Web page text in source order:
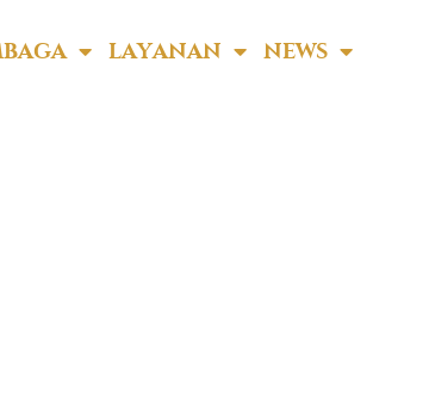
LAYANAN NEWS